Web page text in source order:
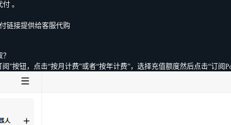
。
链接提供给客服代购
”按钮，点击“按月计费”或者“按年计费”，选择充值额度然后点击“订阅